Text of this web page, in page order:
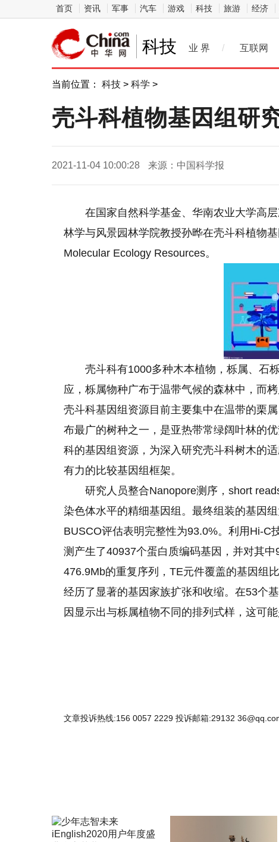
首页 资讯 军事 汽车 游戏 科技 旅游 经济
科技 业 界 / 互联网
当前位置： 科技 > 科学 >
壳斗科植物基因组研
2021-11-04 10:00:28 来源：中国科学报
在国家自然科学基金、华南农业大学高
林学与风景园林学院教授孙晔在壳斗科植物
Molecular Ecology Resources。
壳斗科有1000多种木本植物，栎属、石
应，栎属物种广布于温带气候的森林中，而
壳斗科基因组资源目前主要集中在温带的栗
布最广的树种之一，是亚热带常绿阔叶林的
科的基因组资源，为深入研究壳斗科树木的
有力的比较基因组框架。
研究人员整合Nanopore测序，short
染色体水平的精细基因组。最终组装的基因
BUSCO评估表明完整性为93.0%。利用Hi-C
测产生了40937个蛋白质编码基因，并对其
476.9Mb的重复序列，TE元件覆盖的基因组
经历了显著的基因家族扩张和收缩。在53个
因显示出与栎属植物不同的排列式样，这可
文章投诉热线:156 0057 2229 投诉邮箱:29132